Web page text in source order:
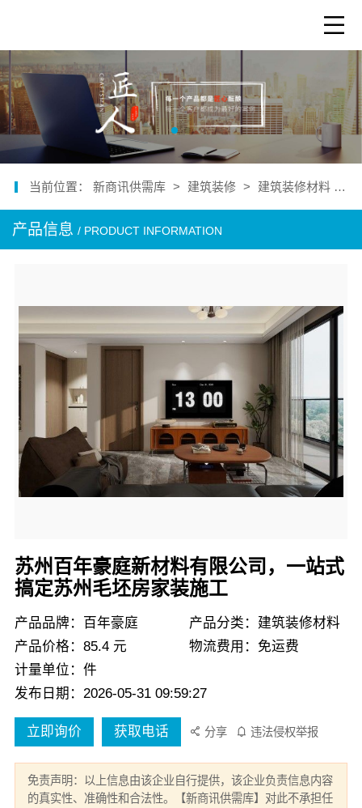
当前位置： 新商讯供需库 > 建筑装修 > 建筑装修材料 >
产品信息 / PRODUCT INFORMATION
苏州百年豪庭新材料有限公司，一站式
搞定苏州毛坯房家装施工
产品品牌：百年豪庭
产品分类：建筑装修材料
产品价格：85.4 元
物流费用：免运费
计量单位：件
发布日期：2026-05-31 09:59:27
立即询价 获取电话 分享 违法侵权举报
免责声明：以上信息由该企业自行提供，该企业负责信息内容
的真实性、准确性和合法性。【新商讯供需库】对此不承担任